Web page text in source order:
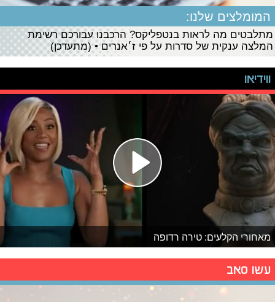
המומלצים שלנו:
מתלבטים מה לראות בנטפליקס? הרכבנו עבורכם רשימת
המלצה ענקית של סדרות על פי ז׳אנרים • (מתעדכן)
ווידיאו
מאחורי הקלעים: טירה רדופה
עשו סאב